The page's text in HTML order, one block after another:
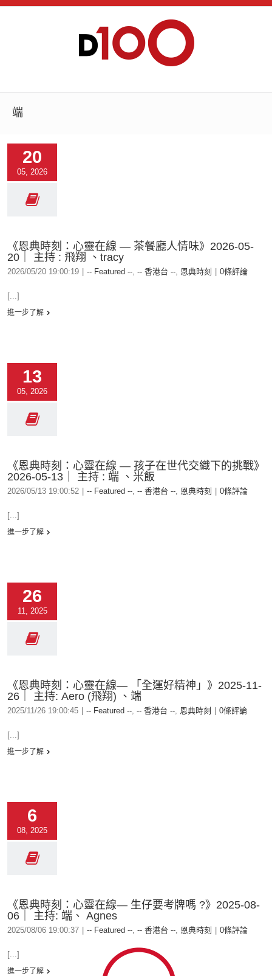
端
20
05, 2026
《恩典時刻：心靈在線 — 茶餐廳人情味》2026-05-
20｜ 主持 : 飛翔 、tracy
2026/05/20 19:00:19 -- Featured --, -- 香港台 --, 恩典時刻 0條評論
[...]
進一步了解
13
05, 2026
《恩典時刻：心靈在線 — 孩子在世代交織下的挑戰》
2026-05-13｜ 主持 : 端 、米飯
2026/05/13 19:00:52 -- Featured --, -- 香港台 --, 恩典時刻 0條評論
[...]
進一步了解
26
11, 2025
《恩典時刻：心靈在線— 「全運好精神」》2025-11-
26｜ 主持: Aero (飛翔) 、端
2025/11/26 19:00:45 -- Featured --, -- 香港台 --, 恩典時刻 0條評論
[...]
進一步了解
6
08, 2025
《恩典時刻：心靈在線— 生仔要考牌嗎 ?》2025-08-
06｜ 主持: 端、 Agnes
2025/08/06 19:00:37 -- Featured --, -- 香港台 --, 恩典時刻 0條評論
[...]
進一步了解